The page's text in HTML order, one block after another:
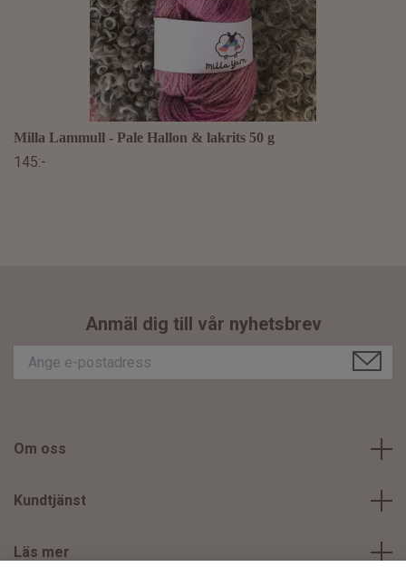
Milla Lammull - Pale Hallon & lakrits 50 g
145:-
Anmäl dig till vår nyhetsbrev
Om oss
Kundtjänst
Läs mer